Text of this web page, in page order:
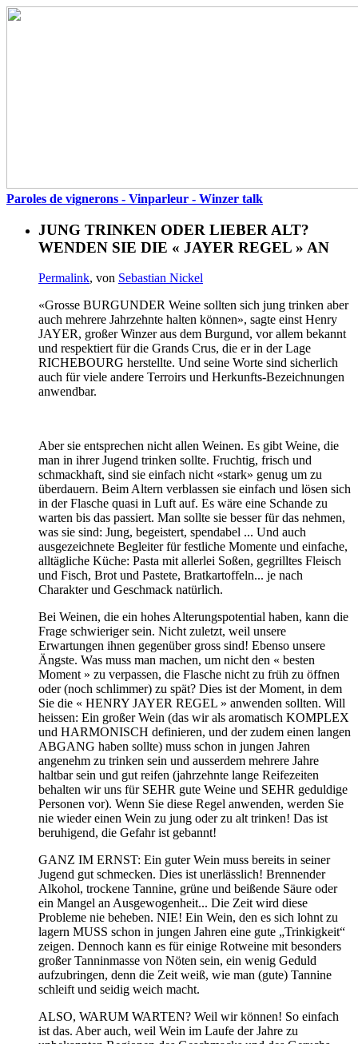
Paroles de vignerons - Vinparleur - Winzer talk
JUNG TRINKEN ODER LIEBER ALT?
WENDEN SIE DIE « JAYER REGEL » AN
Permalink, von Sebastian Nickel
«Grosse BURGUNDER Weine sollten sich jung trinken aber
auch mehrere Jahrzehnte halten können», sagte einst Henry
JAYER, großer Winzer aus dem Burgund, vor allem bekannt
und respektiert für die Grands Crus, die er in der Lage
RICHEBOURG herstellte. Und seine Worte sind sicherlich
auch für viele andere Terroirs und Herkunfts-Bezeichnungen
anwendbar.
Aber sie entsprechen nicht allen Weinen. Es gibt Weine, die
man in ihrer Jugend trinken sollte. Fruchtig, frisch und
schmackhaft, sind sie einfach nicht «stark» genug um zu
überdauern. Beim Altern verblassen sie einfach und lösen sich
in der Flasche quasi in Luft auf. Es wäre eine Schande zu
warten bis das passiert. Man sollte sie besser für das nehmen,
was sie sind: Jung, begeistert, spendabel ... Und auch
ausgezeichnete Begleiter für festliche Momente und einfache,
alltägliche Küche: Pasta mit allerlei Soßen, gegrilltes Fleisch
und Fisch, Brot und Pastete, Bratkartoffeln... je nach
Charakter und Geschmack natürlich.
Bei Weinen, die ein hohes Alterungspotential haben, kann die
Frage schwieriger sein. Nicht zuletzt, weil unsere
Erwartungen ihnen gegenüber gross sind! Ebenso unsere
Ängste. Was muss man machen, um nicht den « besten
Moment » zu verpassen, die Flasche nicht zu früh zu öffnen
oder (noch schlimmer) zu spät? Dies ist der Moment, in dem
Sie die « HENRY JAYER REGEL » anwenden sollten. Will
heissen: Ein großer Wein (das wir als aromatisch KOMPLEX
und HARMONISCH definieren, und der zudem einen langen
ABGANG haben sollte) muss schon in jungen Jahren
angenehm zu trinken sein und ausserdem mehrere Jahre
haltbar sein und gut reifen (jahrzehnte lange Reifezeiten
behalten wir uns für SEHR gute Weine und SEHR geduldige
Personen vor). Wenn Sie diese Regel anwenden, werden Sie
nie wieder einen Wein zu jung oder zu alt trinken! Das ist
beruhigend, die Gefahr ist gebannt!
GANZ IM ERNST: Ein guter Wein muss bereits in seiner
Jugend gut schmecken. Dies ist unerlässlich! Brennender
Alkohol, trockene Tannine, grüne und beißende Säure oder
ein Mangel an Ausgewogenheit... Die Zeit wird diese
Probleme nie beheben. NIE! Ein Wein, den es sich lohnt zu
lagern MUSS schon in jungen Jahren eine gute „Trinkigkeit“
zeigen. Dennoch kann es für einige Rotweine mit besonders
großer Tanninmasse von Nöten sein, ein wenig Geduld
aufzubringen, denn die Zeit weiß, wie man (gute) Tannine
schleift und seidig weich macht.
ALSO, WARUM WARTEN? Weil wir können! So einfach
ist das. Aber auch, weil Wein im Laufe der Jahre zu